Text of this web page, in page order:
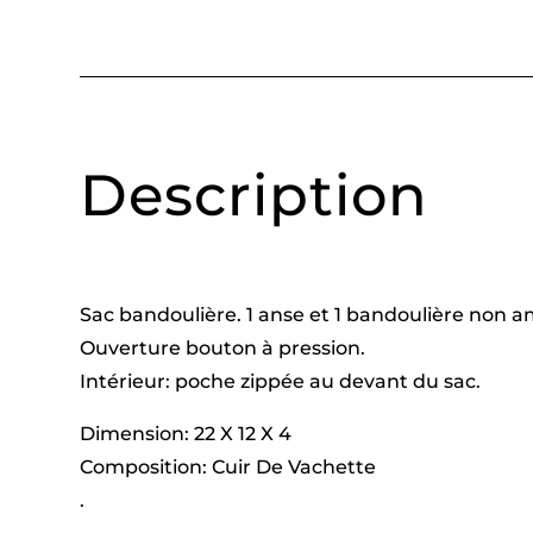
Description
Sac bandoulière. 1 anse et 1 bandoulière non
Ouverture bouton à pression.
Intérieur: poche zippée au devant du sac.
Dimension:22 X 12 X 4
Composition: Cuir De Vachette
.